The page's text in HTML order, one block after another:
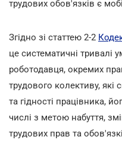
трудових обов'язків є
Згідно зі статтею 2-2
це систематичні тривалі
роботодавця, окремих
трудового колективу, які
та гідності працівника,
числі з метою набуття,
трудових прав та